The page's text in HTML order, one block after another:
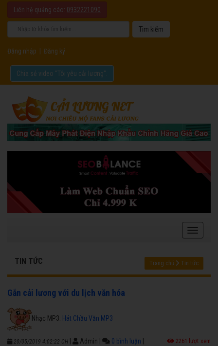
Liên hệ quảng cáo: 0932221090
Đăng nhập Đăng ký
Chia sẻ video "Tôi yêu cải lương".
TIN TỨC Trang chủ Tin tức
Gắn cải lương với du lịch văn hóa
Nhạc MP3: Hát Chầu Văn MP3
20/05/2019 4:02:22 CH Admin 0 bình luận 2261 lượt xem